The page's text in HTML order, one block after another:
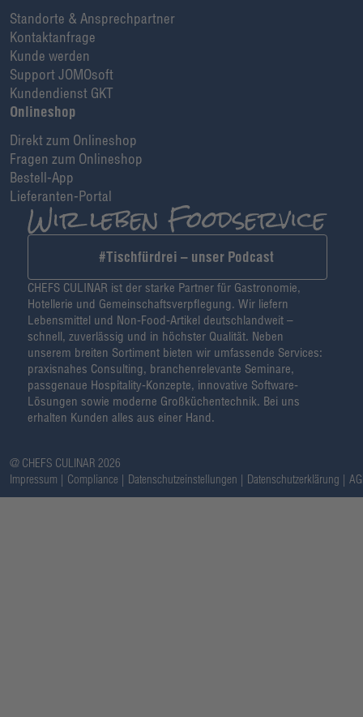
Standorte & Ansprechpartner
Kontaktanfrage
Kunde werden
Support JOMOsoft
Kundendienst GKT
Onlineshop
Direkt zum Onlineshop
Fragen zum Onlineshop
Bestell-App
Lieferanten-Portal
#Tischfürdrei – unser Podcast
CHEFS CULINAR ist der starke Partner für Gastronomie,
Hotellerie und Gemeinschaftsverpflegung. Wir liefern
Lebensmittel und Non-Food-Artikel deutschlandweit –
schnell, zuverlässig und in höchster Qualität. Neben
unserem breiten Sortiment bieten wir umfassende Services:
praxisnahes Consulting, branchenrelevante Seminare,
passgenaue Hospitality-Konzepte, innovative Software-
Lösungen sowie moderne Großküchentechnik. Bei uns
erhalten Kunden alles aus einer Hand.
@ CHEFS CULINAR 2026
Impressum
Compliance Datenschutzeinstellungen Datenschutzerklärung